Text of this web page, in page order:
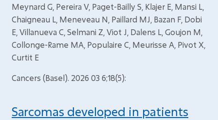
Meynard G, Pereira V, Paget-Bailly S, Klajer E, Mansi L,
Chaigneau L, Meneveau N, Paillard MJ, Bazan F, Dobi
E, Villanueva C, Selmani Z, Viot J, Dalens L, Goujon M,
Collonge-Rame MA, Populaire C, Meurisse A, Pivot X,
Curtit E
Cancers (Basel). 2026 03 6;18(5):
Sarcomas developed in patients